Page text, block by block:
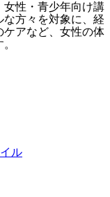
女性・青少年向け講
な方々を対象に、経
ケアなど、女性の体
ル